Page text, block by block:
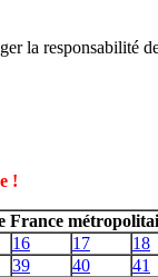
la responsabilité
!
France
16 17 18
39 40 41